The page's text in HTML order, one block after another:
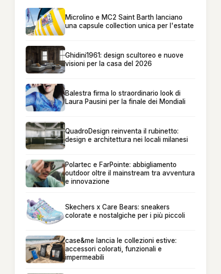
Microlino e MC2 Saint Barth lanciano
una capsule collection unica per l'estate
Ghidini1961: design scultoreo e nuove
visioni per la casa del 2026
Balestra firma lo straordinario look di
Laura Pausini per la finale dei Mondiali
QuadroDesign reinventa il rubinetto:
design e architettura nei locali milanesi
Polartec e FarPointe: abbigliamento
outdoor oltre il mainstream tra avventura
e innovazione
Skechers x Care Bears: sneakers
colorate e nostalgiche per i più piccoli
case&me lancia le collezioni estive:
accessori colorati, funzionali e
impermeabili